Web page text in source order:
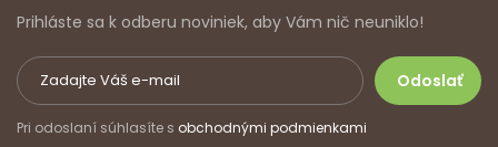
Prihláste sa k odberu noviniek, aby Vám nič neuniklo!
Pri odoslaní súhlasíte s obchodnými podmienkami